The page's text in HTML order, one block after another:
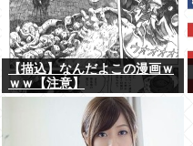
【描込】なんだよこの漫画ｗ
ｗｗ【注意】